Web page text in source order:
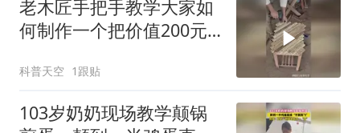
老木匠手把手教学大家如
何制作一个把价值200元
科普天空 1跟贴
103岁奶奶现场教学颠锅